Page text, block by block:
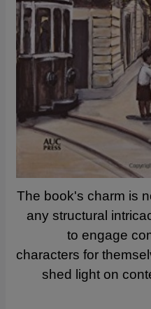
"The book's charm is
any structural
to engage
characters for
shed light on